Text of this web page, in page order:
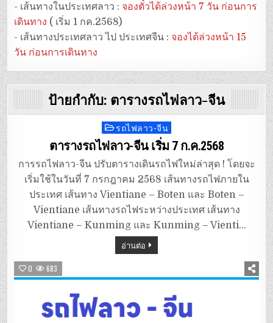
- เส้นทางในประเทศลาว : จองตั๋วได้ล่วงหน้า 7 วัน ก่อนการ
เดินทาง ( เริ่ม 1 กค.2568)
- เส้นทางประเทศลาว ไป ประเทศจีน : จองได้ล่วงหน้า 15
วัน ก่อนการเดินทาง
ป้ายกำกับ: ตารางรถไฟลาว-จีน
Posted
in
รถไฟลาว-จีน
ตารางรถไฟลาว-จีน เริ่ม 7 ก.ค.2568
การรถไฟลาว-จีน ปรับตารางเดินรถไฟใหม่ล่าสุด ! โดยจะ
เริ่มใช้ในวันที่ 7 กรกฎาคม 2568 เส้นทางรถไฟภายใน
ประเทศ เส้นทาง Vientiane – Boten และ Boten –
Vientiane เส้นทางรถไฟระหว่างประเทศ เส้นทาง
Vientiane – Kunming และ Kunming – Vienti…
อ่านต่อ
0 683